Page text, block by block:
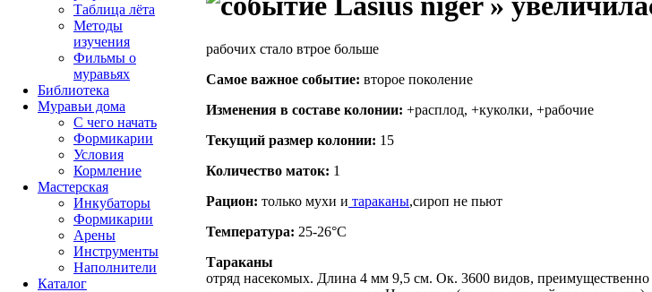
рабочих стало втрое больше
Самое важное событие: второе поколение
Изменения в составе кoлонии: +расплод, +куколки, +рабочие
Текущий размер кoлонии: 15
Количество маток: 1
Рацион: только мухи и тараканы,сироп не пьют
Температура: 25-26°C
Тараканы
отряд насекомых. Длина 4 мм 9,5 см. Ок. 3600 видов,
Таблица лёта
Методы
изучения
Фильмы о
муравьях
Библиотека
Муравьи дома
С чего начать
Формикарии
Условия
Кормление
Мастерская
Инкубаторы
Формикарии
Арены
Инструменты
Наполнители
Каталог